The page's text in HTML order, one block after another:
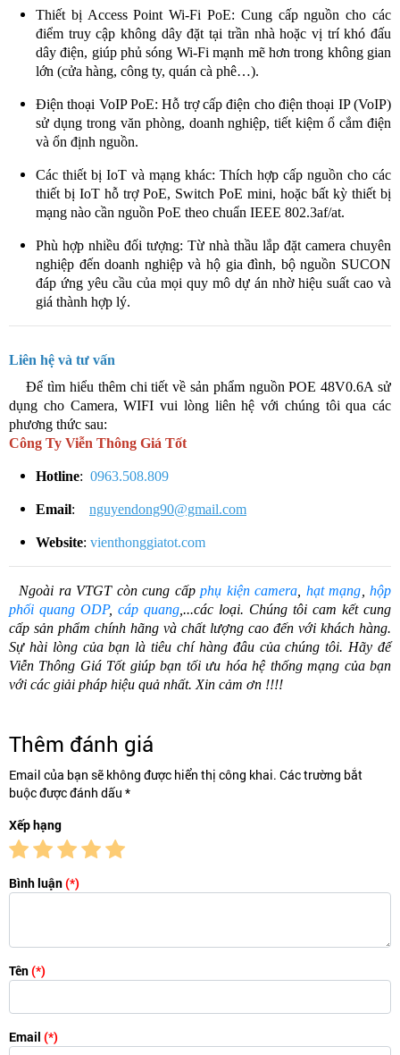
Thiết bị Access Point Wi-Fi PoE: Cung cấp nguồn cho các
điểm truy cập không dây đặt tại trần nhà hoặc vị trí khó đấu
dây điện, giúp phủ sóng Wi-Fi mạnh mẽ hơn trong không gian
lớn (cửa hàng, công ty, quán cà phê…).
Điện thoại VoIP PoE: Hỗ trợ cấp điện cho điện thoại IP (VoIP)
sử dụng trong văn phòng, doanh nghiệp, tiết kiệm ổ cắm điện
và ổn định nguồn.
Các thiết bị IoT và mạng khác: Thích hợp cấp nguồn cho các
thiết bị IoT hỗ trợ PoE, Switch PoE mini, hoặc bất kỳ thiết bị
mạng nào cần nguồn PoE theo chuẩn IEEE 802.3af/at.
Phù hợp nhiều đối tượng: Từ nhà thầu lắp đặt camera chuyên
nghiệp đến doanh nghiệp và hộ gia đình, bộ nguồn SUCON
đáp ứng yêu cầu của mọi quy mô dự án nhờ hiệu suất cao và
giá thành hợp lý.
Liên hệ và tư vấn
​​ Để tìm hiểu thêm chi tiết về sản phẩm nguồn POE 48V0.6A sử
dụng cho Camera, WIFI vui lòng liên hệ với chúng tôi qua các
phương thức sau:
Công Ty Viễn Thông Giá Tốt
Hotline: 0963.508.809
Email: nguyendong90@gmail.com
Website: vienthonggiatot.com
Ngoài ra VTGT còn cung cấpphụ kiện camera hạt mạng ,hộp
phối quang ODP, cáp quang ,...các loại. Chúng tôi cam kết cung
cấp sản phẩm chính hãng và chất lượng cao đến với khách hàng.
Sự hài lòng của bạn là tiêu chí hàng đâu của chúng tôi. Hãy để
Viễn Thông Giá Tốt giúp bạn tối ưu hóa hệ thống mạng của bạn
với các giải pháp hiệu quả nhất. Xin cảm ơn !!!!
Thêm đánh giá
Email của bạn sẽ không được hiển thị công khai. Các trường bắt
buộc được đánh dấu *
Xếp hạng
Bình luận(*)
Tên(*)
Email (*)